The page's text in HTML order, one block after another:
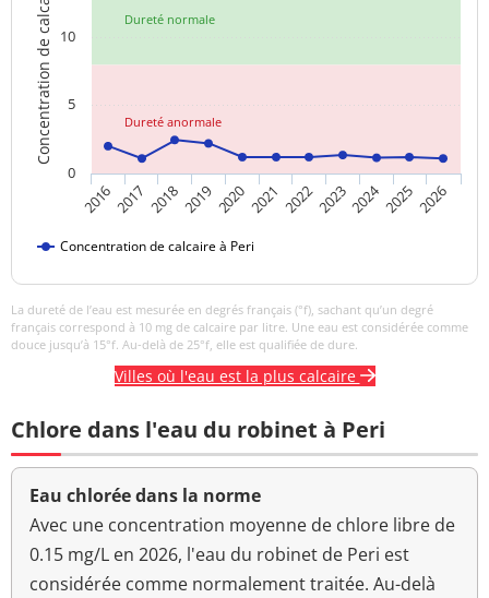
Sulfates
Titre alcalimétrique
complet
<1 °f
Température de l'eau 10,0 °C <=25 °C
Titre hydrotimétrique 1,1 °f
néphélométrique NFU
Dureté normale
Dureté anormale
Concentration de calcaire
Concentration de calcaire à Peri
20162017 2018201920202021 20222023202420252026
0
5
10
La dureté de l’eau est mesurée en degrés français (°f), sachant qu’un degré
français correspond à 10 mg de calcaire par litre. Une eau est considérée comme
douce jusqu’à 15°f. Au-delà de 25°f, elle est qualifiée de dure.
Villes où l'eau est la plus calcaire
Chlore dans l'eau du robinet à Peri
Eau chlorée dans la norme
Avec une concentration moyenne de chlore libre de
0.15 mg/L en 2026, l'eau du robinet de Peri est
considérée comme normalement traitée. Au-delà